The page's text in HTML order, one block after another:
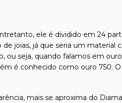
ele é dividido em 24
joias, já que seria um material
ou seja, quando falamos em
é conhecido como ouro 750.
mais se aproxima do